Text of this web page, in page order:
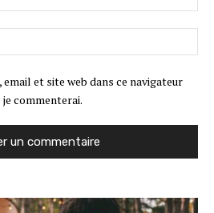
:*
:
et site web dans ce navigateur
commenterai.